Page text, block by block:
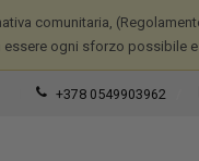
comunitaria,
ogni sforzo possibile
+378 0549903962